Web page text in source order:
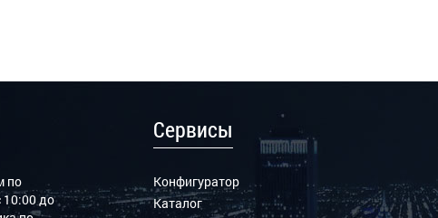
по
до
Сервисы
Конфигуратор
Каталог